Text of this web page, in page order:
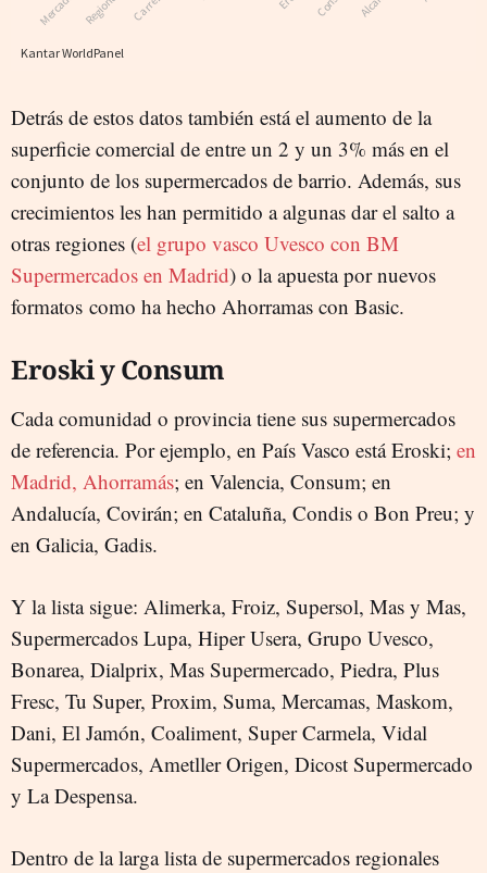
Detrás de estos datos también está el aumento de la
superficie comercial de entre un 2 y un 3% más en el
conjunto de los supermercados de barrio. Además, sus
crecimientos les han permitido a algunas dar el salto a
otras regiones (el grupo vasco Uvesco con BM
Supermercados en Madrid) o la apuesta por nuevos
formatos como ha hecho Ahorramas con Basic.
Eroski y Consum
Cada comunidad o provincia tiene sus supermercados
de referencia. Por ejemplo, en País Vasco está Eroski; en
Madrid, Ahorramás; en Valencia, Consum; en
Andalucía, Covirán; en Cataluña, Condis o Bon Preu; y
en Galicia, Gadis.
Y la lista sigue: Alimerka, Froiz, Supersol, Mas y Mas,
Supermercados Lupa, Hiper Usera, Grupo Uvesco,
Bonarea, Dialprix, Mas Supermercado, Piedra, Plus
Fresc, Tu Super, Proxim, Suma, Mercamas, Maskom,
Dani, El Jamón, Coaliment, Super Carmela, Vidal
Supermercados, Ametller Origen, Dicost Supermercado
y La Despensa.
Dentro de la larga lista de supermercados regionales